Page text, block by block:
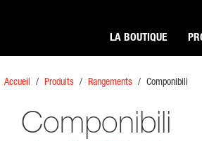
LA BOUTIQUE
Accueil / Produits / Rangements / Componibili
Componibili